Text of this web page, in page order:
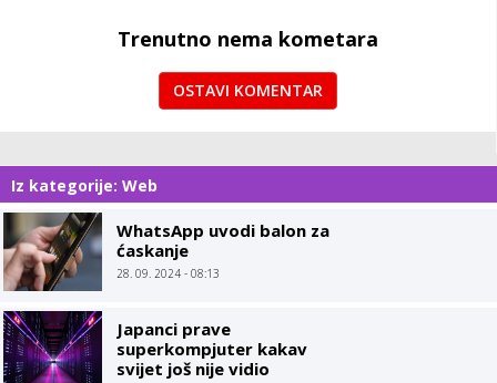
Trenutno nema kometara
OSTAVI KOMENTAR
Iz kategorije: Web
WhatsApp uvodi balon za
ćaskanje
28. 09. 2024 - 08:13
Japanci prave
superkompjuter kakav
svijet još nije vidio